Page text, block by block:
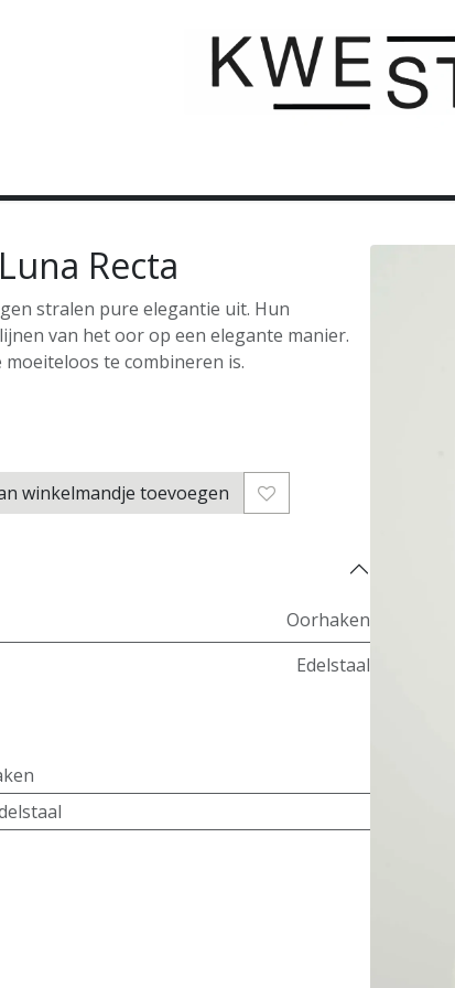
Recta
stralen pure elegantie uit. Hun
van het oor op een elegante manier.
moeiteloos te combineren is.
winkelmandje toevoegen
Oorhaken
Edelstaal